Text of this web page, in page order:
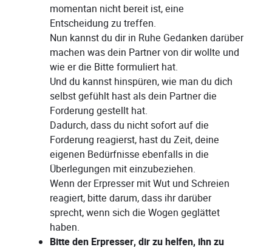
momentan nicht bereit ist, eine
Entscheidung zu treffen.
Nun kannst du dir in Ruhe Gedanken darüber
machen was dein Partner von dir wollte und
wie er die Bitte formuliert hat.
Und du kannst hinspüren, wie man du dich
selbst gefühlt hast als dein Partner die
Forderung gestellt hat.
Dadurch, dass du nicht sofort auf die
Forderung reagierst, hast du Zeit, deine
eigenen Bedürfnisse ebenfalls in die
Überlegungen mit einzubeziehen.
Wenn der Erpresser mit Wut und Schreien
reagiert, bitte darum, dass ihr darüber
sprecht, wenn sich die Wogen geglättet
haben.
Bitte den Erpresser, dir zu helfen, ihn zu